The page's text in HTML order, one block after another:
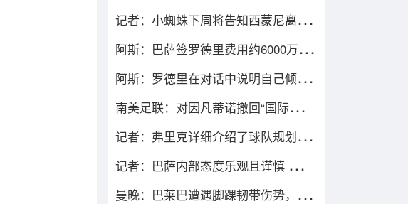
记者：小蜘蛛下周将告知西蒙尼离队
阿斯：巴萨签罗德里费用约6000万欧
阿斯：罗德里在对话中说明自己倾向
南美足联：对因凡蒂诺撤回“国际足联
记者：弗里克详细介绍了球队规划，
记者：巴萨内部态度乐观且谨慎 感觉
曼晚：巴莱巴遭遇脚踝韧带伤势，曼